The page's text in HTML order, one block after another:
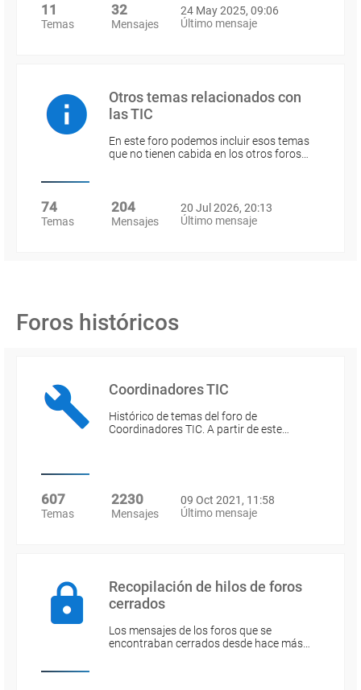
11
Temas
32
Mensajes
24 May 2025, 09:06
Último mensaje
Otros temas relacionados con
las TIC
En este foro podemos incluir esos temas
que no tienen cabida en los otros foros…
74
Temas
204
Mensajes
20 Jul 2026, 20:13
Último mensaje
Foros históricos
Coordinadores TIC
Histórico de temas del foro de
Coordinadores TIC. A partir de este…
607
Temas
2230
Mensajes
09 Oct 2021, 11:58
Último mensaje
Recopilación de hilos de foros
cerrados
Los mensajes de los foros que se
encontraban cerrados desde hace más…